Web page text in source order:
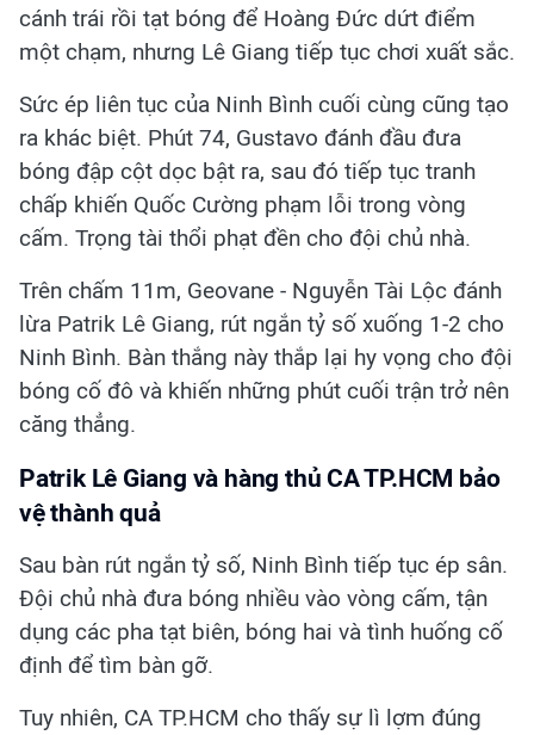
cánh trái rồi tạt bóng để Hoàng Đức dứt điểm
một chạm, nhưng Lê Giang tiếp tục chơi xuất sắc.
Sức ép liên tục của Ninh Bình cuối cùng cũng tạo
ra khác biệt. Phút 74, Gustavo đánh đầu đưa
bóng đập cột dọc bật ra, sau đó tiếp tục tranh
chấp khiến Quốc Cường phạm lỗi trong vòng
cấm. Trọng tài thổi phạt đền cho đội chủ nhà.
Trên chấm 11m, Geovane - Nguyễn Tài Lộc đánh
lừa Patrik Lê Giang, rút ngắn tỷ số xuống 1-2 cho
Ninh Bình. Bàn thắng này thắp lại hy vọng cho đội
bóng cố đô và khiến những phút cuối trận trở nên
căng thẳng.
Patrik Lê Giang và hàng thủ CA TP.HCM bảo
vệ thành quả
Sau bàn rút ngắn tỷ số, Ninh Bình tiếp tục ép sân.
Đội chủ nhà đưa bóng nhiều vào vòng cấm, tận
dụng các pha tạt biên, bóng hai và tình huống cố
định để tìm bàn gỡ.
Tuy nhiên, CA TP.HCM cho thấy sự lì lợm đúng